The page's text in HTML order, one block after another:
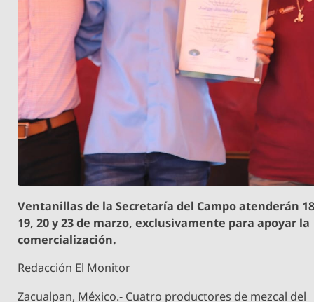
Ventanillas de la Secretaría del Campo atenderán
19, 20 y 23 de marzo, exclusivamente para apoyar la
comercialización.
Redacción El Monitor
Zacualpan, México.- Cuatro productores de mezcal del